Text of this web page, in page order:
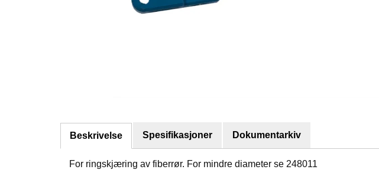
Beskrivelse Spesifikasjoner Dokumentarkiv
For ringskjæring av fiberrør. For mindre diameter se 248011